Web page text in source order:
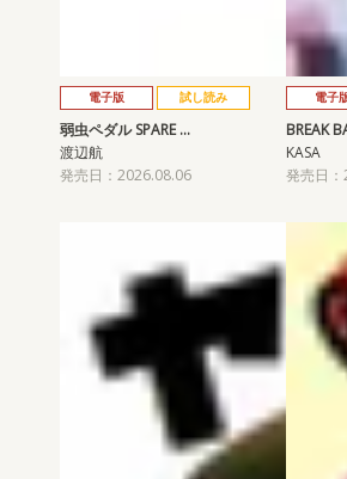
電子版 試し読み
弱虫ペダル SPARE …
渡辺航
発売日：2026.08.06
電子
BREAK
KASA
発売日